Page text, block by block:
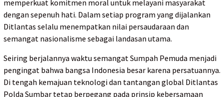
memperkuat komitmen moral untuk melayani masyarakat
dengan sepenuh hati. Dalam setiap program yang dijalankan
Ditlantas selalu menempatkan nilai persaudaraan dan
semangat nasionalisme sebagai landasan utama.
Seiring berjalannya waktu semangat Sumpah Pemuda menjadi
pengingat bahwa bangsa Indonesia besar karena persatuannya.
Di tengah kemajuan teknologi dan tantangan global Ditlantas
Polda Sumbar tetap berpegang pada prinsip kebersamaan